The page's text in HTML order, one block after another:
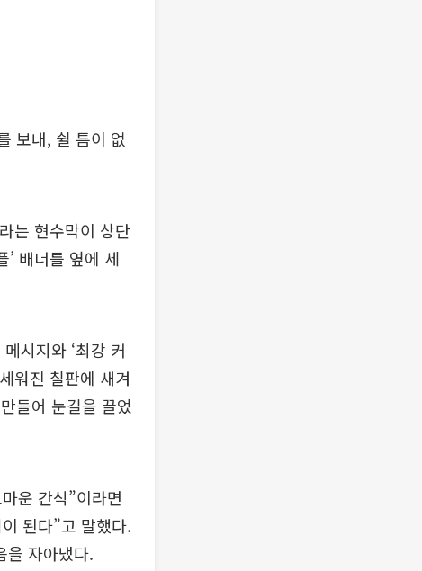
보내, 쉴 틈이 없
는 현수막이 상단
’ 배너를 옆에 세
시지와 ‘최강 커
워진 칠판에 새겨
들어 눈길을 끌었
운 간식”이라면
된다”고 말했다.
을 자아냈다.